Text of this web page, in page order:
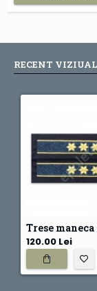
RECENT
120.00 Lei